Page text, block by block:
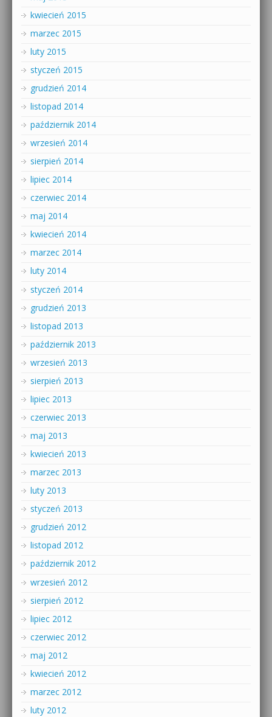
kwiecień 2015
marzec 2015
luty 2015
styczeń 2015
grudzień 2014
listopad 2014
październik 2014
wrzesień 2014
sierpień 2014
lipiec 2014
czerwiec 2014
maj 2014
kwiecień 2014
marzec 2014
luty 2014
styczeń 2014
grudzień 2013
listopad 2013
październik 2013
wrzesień 2013
sierpień 2013
lipiec 2013
czerwiec 2013
maj 2013
kwiecień 2013
marzec 2013
luty 2013
styczeń 2013
grudzień 2012
listopad 2012
październik 2012
wrzesień 2012
sierpień 2012
lipiec 2012
czerwiec 2012
maj 2012
kwiecień 2012
marzec 2012
luty 2012